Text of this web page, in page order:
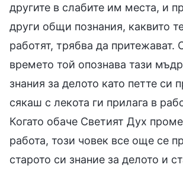
другите в слабите им места, и
други общи познания, каквито
работят, трябва да притежават.
времето той опознава тази
знания за делото като петте си
сякаш с лекота ги прилага в
Когато обаче Светият Дух
работа, този човек все още се
старото си знание за делото и